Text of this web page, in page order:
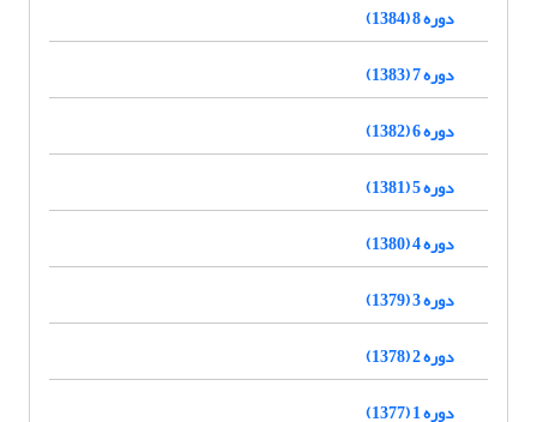
دوره 8 (1384)
دوره 7 (1383)
دوره 6 (1382)
دوره 5 (1381)
دوره 4 (1380)
دوره 3 (1379)
دوره 2 (1378)
دوره 1 (1377)